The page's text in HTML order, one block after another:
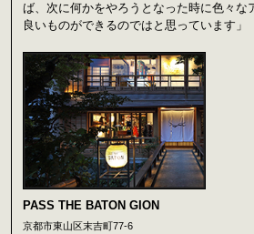
ば、次に何かをやろうとなった時に色々な
良いものができるのではと思っています」
PASS THE BATON GION
京都市東山区末吉町77-6